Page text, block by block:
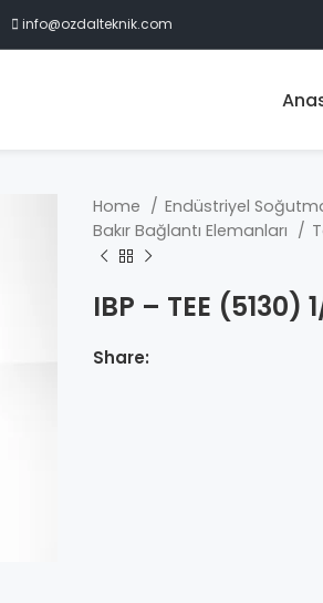
info@ozdalteknik.com
Home
Endüstriyel
Bakır Bağlantı Elemanları
IBP – TEE (5130)
Share: